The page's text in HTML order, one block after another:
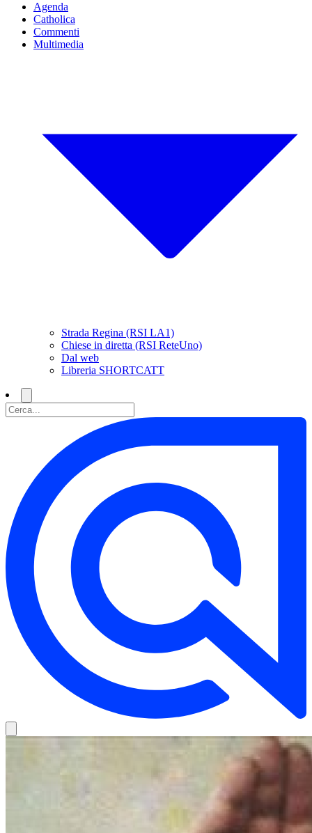
Agenda
Catholica
Commenti
Multimedia
Strada Regina (RSI LA1)
Chiese in diretta (RSI ReteUno)
Dal web
Libreria SHORTCATT